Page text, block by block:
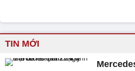
TIN MỚI